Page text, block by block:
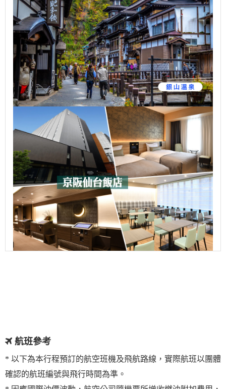
航班參考
* 以下為本行程預訂的航空班機及飛航路線，實際航班以團體
確認的航班編號與飛行時間為準。